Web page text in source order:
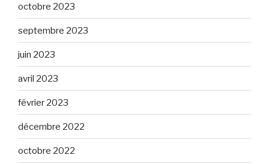
octobre 2023
septembre 2023
juin 2023
avril 2023
février 2023
décembre 2022
octobre 2022